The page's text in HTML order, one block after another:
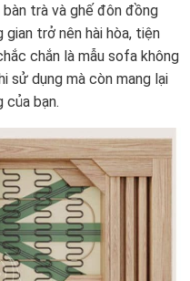
trà và ghế đôn đồng
gian trở nên hài hòa, tiện
chắn là mẫu sofa không
sử dụng mà còn mang lại
của bạn.